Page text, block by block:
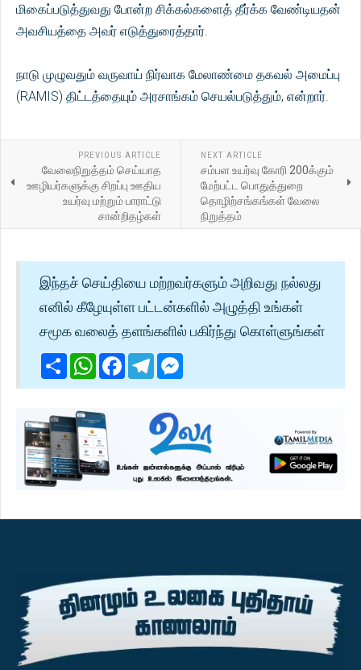
மிகைப்படுத்துவது போன்ற சிக்கல்களைத் தீர்க்க வேண்டியதன்
அவசியத்தை அவர் எடுத்துரைத்தார்.
நாடு முழுவதும் வருவாய் நிர்வாக மேலாண்மை தகவல் அமைப்பு
(RAMIS) திட்டத்தையும் அரசாங்கம் செயல்படுத்தும், என்றார்.
PREVIOUS ARTICLE
வேலைநிறுத்தம் செய்யாத
ஊழியர்களுக்கு சிறப்பு ஊதிய
உயர்வு மற்றும் பாராட்டு
சான்றிதழ்கள்
NEXT ARTICLE
சம்பள உயர்வு கோரி 200க்கும்
மேற்பட்ட பொதுத்துறை
தொழிற்சங்கங்கள் வேலை
நிறுத்தம்
இந்தச் செய்தியை மற்றவர்களும் அறிவது நல்லது
எனில் கீழேயுள்ள பட்டன்களில் அழுத்தி உங்கள்
சமூக வலைத் தளங்களில் பகிர்ந்து கொள்ளுங்கள்
ShareWhatsApp
Facebook
Telegram